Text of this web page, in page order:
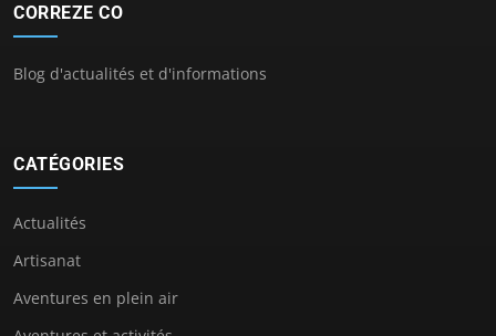
CORREZE CO
Blog d'actualités et d'informations
CATÉGORIES
Actualités
Artisanat
Aventures en plein air